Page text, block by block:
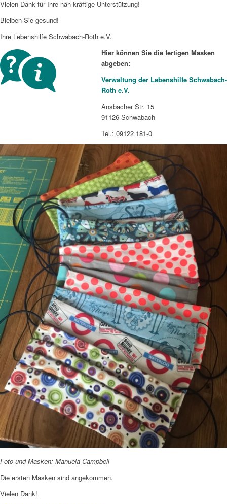
Vielen Dank für Ihre näh-kräftige Unterstützung!
Bleiben Sie gesund!
Ihre Lebenshilfe Schwabach-Roth e.V.
Hier können Sie die fertigen Masken
abgeben:
Verwaltung der Lebenshilfe Schwabach-
Roth e.V.
Ansbacher Str. 15
91126 Schwabach
Tel.: 09122 181-0
Foto und Masken: Manuela Campbell
Die ersten Masken sind angekommen.
Vielen Dank!